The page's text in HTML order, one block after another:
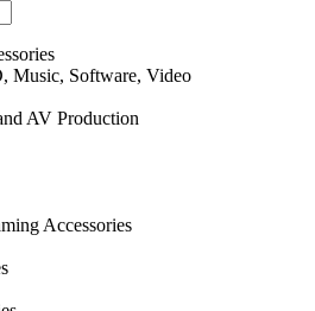
Music, Software, Video
AV Production
Accessories